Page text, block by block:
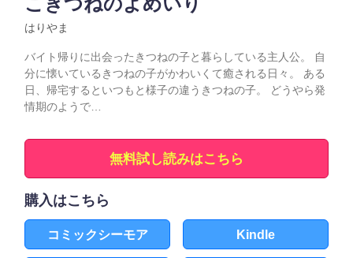
はりやま
バイト帰りに出会ったきつねの子と暮らしている主人公。 自
分に懐いているきつねの子がかわいくて癒される日々。 ある
日、帰宅するといつもと様子の違うきつねの子。 どうやら発
情期のようで…
無料試し読みはこちら
購入はこちら
コミックシーモア Kindle